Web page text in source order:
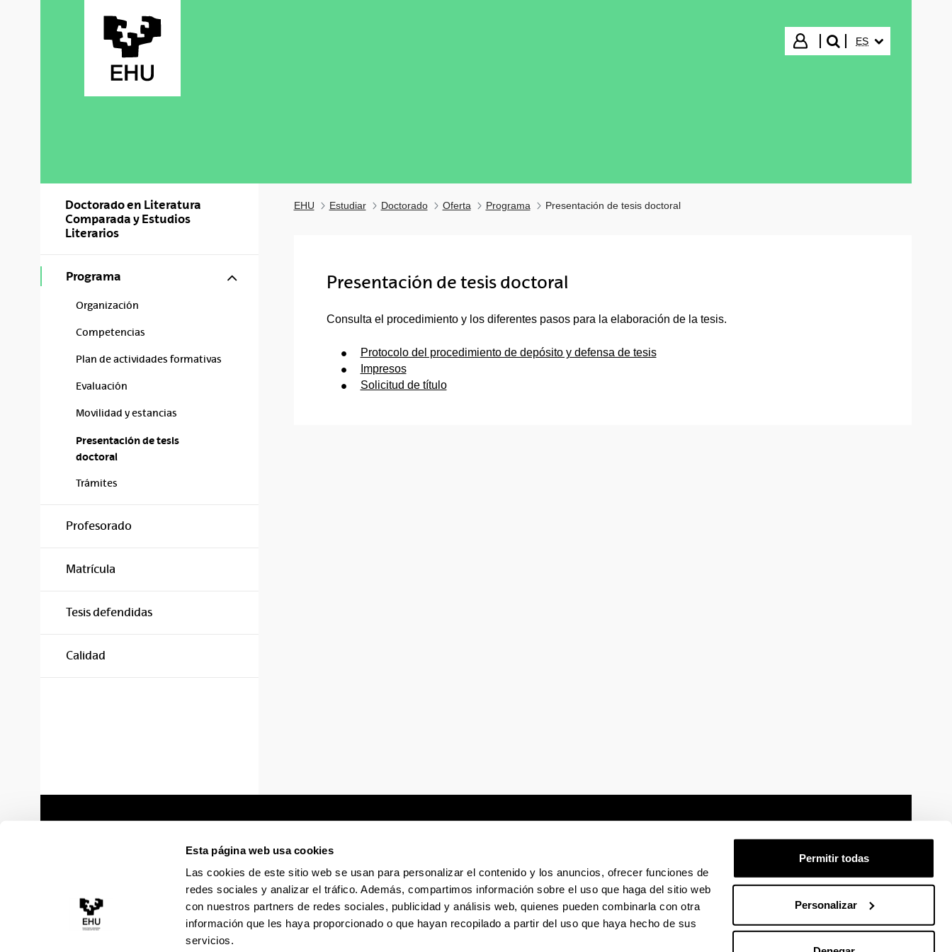
Esta página web usa cookies
Las cookies de este sitio web se usan para personalizar el contenido y los anuncios, ofrecer funciones de
redes sociales y analizar el tráfico. Además, compartimos información sobre el uso que haga del sitio web
con nuestros partners de redes sociales, publicidad y análisis web, quienes pueden combinarla con otra
información que les haya proporcionado o que hayan recopilado a partir del uso que haya hecho de sus
servicios.
Permitir todas
Personalizar
Iniciar sesión
buscar"
ES
Doctorado en Literatura
Comparada y Estudios
Literarios
Programa Mostrar/ocultar subpáginas
Organización
Competencias
Plan de actividades formativas
Evaluación
Movilidad y estancias
Presentación de tesis
doctoral
Trámites
Profesorado
Matrícula
Tesis defendidas
Calidad
EHU Estudiar Doctorado Oferta Programa Presentación de tesis doctoral
Presentación de tesis doctoral
Consulta el procedimiento y los diferentes pasos para la elaboración de la tesis.
Protocolo del procedimiento de depósito y defensa de tesis
Impresos
Solicitud de título
Sede electrónica Accesibilidad Información legal Mapa Ayuda Contacto
La EHU en TiktokLa EHU en BlueskyLa EHU en FacebookLa EHU en LinkedinLa EHU en InstagramLa EHU en YoutubeLa EHU en VimeoLa EHU en Flickr